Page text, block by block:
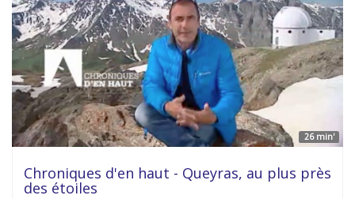
26 min'
Chroniques d'en haut - Queyras, au plus près
des étoiles